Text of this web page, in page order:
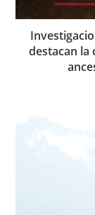
destacan la